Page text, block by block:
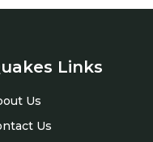
Links
Us
Us